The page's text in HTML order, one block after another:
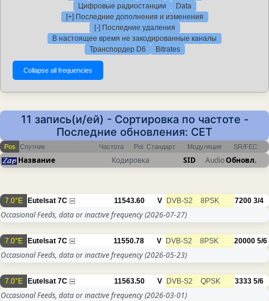
Цифровые радиостанции
Data
[+] Последние дополнения и изменения
[-] Последние удаления
В настоящее время не закодированные каналы
Транспордер D6
Bitrates
11 запись(и/ей) - Сортировка по частоте -
Последние обновления: CET
Pos Спутник Частота Pol Стандарт Модуляция SR/FEC
Название Кодировка SID AudioОбновл.
7.0°E Eutelsat 7C 11543.60 V DVB-S2 8PSK 7200 3/4
Occasional Feeds, data or inactive frequency(2026-07-27)
7.0°E Eutelsat 7C 11550.78 V DVB-S2 8PSK 20000 5/6
Occasional Feeds, data or inactive frequency(2026-05-23)
7.0°E Eutelsat 7C 11563.50 V DVB-S2 QPSK 3333 5/6
Occasional Feeds, data or inactive frequency(2026-03-01)